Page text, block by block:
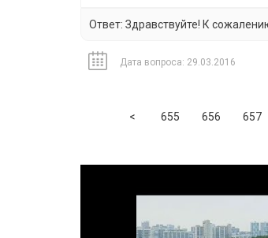
Ответ: Здравствуйте! К
Дата вопроса: 29.03.2016
< Previous
655 656 657